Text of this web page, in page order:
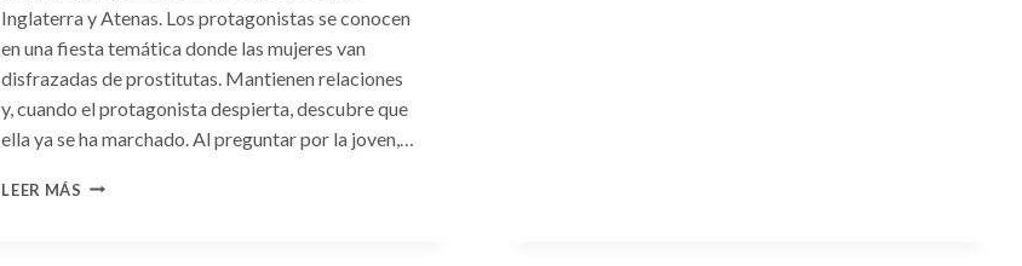
Inglaterra y Atenas. Los protagonistas se conocen
en una fiesta temática donde las mujeres van
disfrazadas de prostitutas. Mantienen relaciones
y, cuando el protagonista despierta, descubre que
ella ya se ha marchado. Al preguntar por la joven,…
LEER MÁS CONSULTA